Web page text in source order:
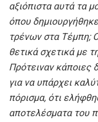
αξιόπιστα αυτά τα
όπου
τρένων στα Τέμπη;
θετικά σχετικά με
Πρότειναν κάποιες
για να υπάρχει
πόρισμα, ότι
αποτελέσματα του